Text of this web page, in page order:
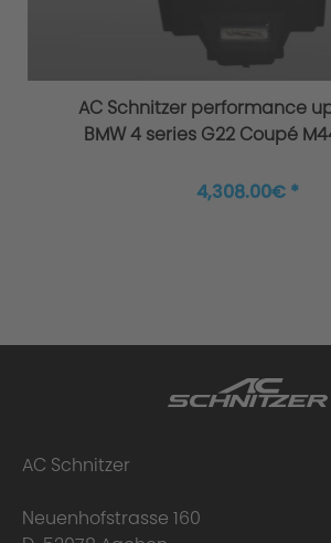
AC Schnitzer performance
BMW 4 series G22 Coupé
4,308.00€ *
AC Schnitzer
Neuenhofstrasse 160